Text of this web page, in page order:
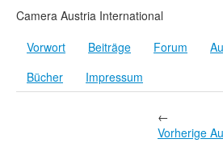
Shop
Bücher
Camera Austria International
Vorwort
Beiträge Forum
Bücher
Impressum
←
Vorherige